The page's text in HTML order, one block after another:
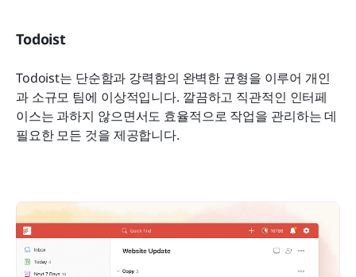
Todoist
Todoist는 단순함과 강력함의 완벽한 균형을 이루어 개인
과 소규모 팀에 이상적입니다. 깔끔하고 직관적인 인터페
이스는 과하지 않으면서도 효율적으로 작업을 관리하는 데
필요한 모든 것을 제공합니다.